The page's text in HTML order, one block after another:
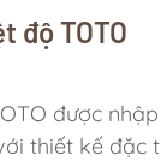
độ TOTO
được
thiết kế đặc